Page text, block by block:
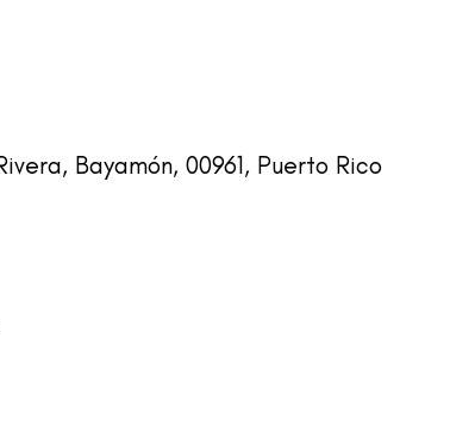
Bayamón, 00961, Puerto Rico